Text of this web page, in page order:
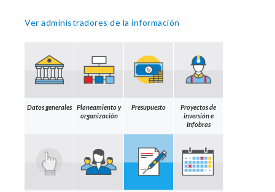
Ver administradores de la información
Datos generales
Planeamiento y
organización
Presupuesto
Proyectos de
inversión e
Infobras